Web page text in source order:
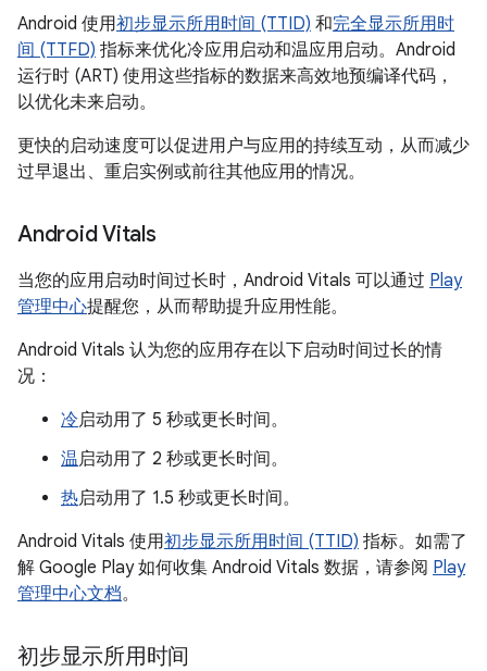
Android 使用初步显示所用时间 (TTID) 和完全显示所用时
间 (TTFD) 指标来优化冷应用启动和温应用启动。Android
运行时 (ART) 使用这些指标的数据来高效地预编译代码，
以优化未来启动。
更快的启动速度可以促进用户与应用的持续互动，从而减少
过早退出、重启实例或前往其他应用的情况。
Android Vitals
当您的应用启动时间过长时，Android Vitals 可以通过 Play
管理中心提醒您，从而帮助提升应用性能。
Android Vitals 认为您的应用存在以下启动时间过长的情
况：
冷启动用了 5 秒或更长时间。
温启动用了 2 秒或更长时间。
热启动用了 1.5 秒或更长时间。
Android Vitals 使用初步显示所用时间 (TTID) 指标。如需了
解 Google Play 如何收集 Android Vitals 数据，请参阅 Play
管理中心文档。
初步显示所用时间